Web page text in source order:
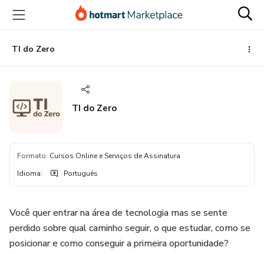
para
conteúdo
principal
para
pagamento
para
rodapéTI do Zero
TI do Zero
Formato: Cursos Online e Serviços de Assinatura
Idioma: Português
Você quer entrar na área de tecnologia mas se sente
perdido sobre qual caminho seguir, o que estudar, como se
posicionar e como conseguir a primeira oportunidade?